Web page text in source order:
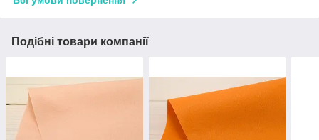
Подібні товари компанії